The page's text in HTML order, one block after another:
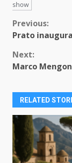
show
Continue
Reading
Previous:
Prato
Next:
Marco
RELATED